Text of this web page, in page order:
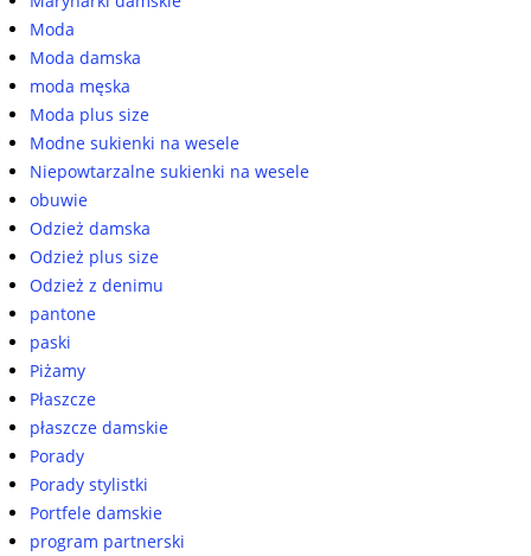
Moda
Moda damska
moda męska
Moda plus size
Modne sukienki na wesele
Niepowtarzalne sukienki na wesele
obuwie
Odzież damska
Odzież plus size
Odzież z denimu
pantone
paski
Piżamy
Płaszcze
płaszcze damskie
Porady
Porady stylistki
Portfele damskie
program partnerski